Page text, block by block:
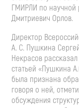
ГМИРЛИ по научной
Дмитриевич Орлов.
Директор
А. С. Пушкина
Некрасов
статьей «Пушкина
была признана
говоря о ней,
обсуждения